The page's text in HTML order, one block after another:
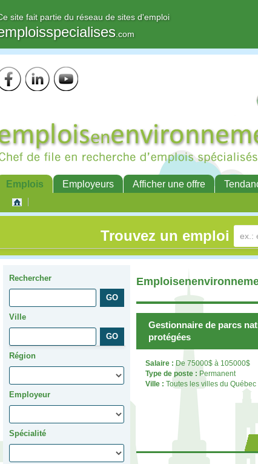
site fait partie du réseau de sites d'emploi
.com
Emplois Employeurs Afficher une offre
Trouvez un emploi
Rechercher
Ville
Région
Employeur
Spécialité
Gestionnaire de parcs
protégées
Salaire : De 75000$ à 105000$
Type de poste : Permanent
Ville : Toutes les villes du Québec